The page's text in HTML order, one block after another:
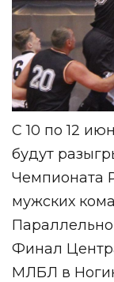
С 10 по 12
будут
Чемпионата
мужских
Финал
МЛБЛ в